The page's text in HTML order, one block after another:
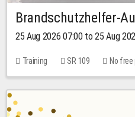
Brandschutzhelfer-
25 Aug 2026 07:00 to 25 Aug
Training SR 109 No